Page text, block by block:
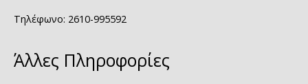
Τηλέφωνο: 2610-995592
Άλλες Πληροφορίες